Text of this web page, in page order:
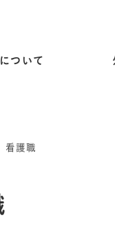
ついて
看護職